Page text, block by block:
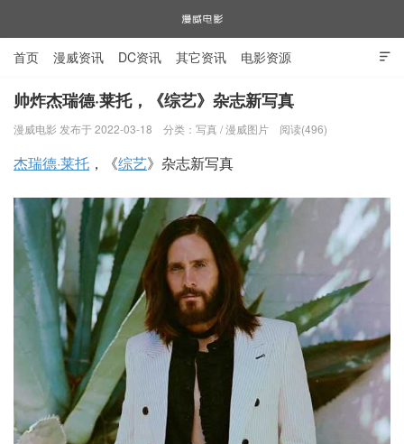

首页 漫威资讯 DC资讯 其它资讯 电影资源
电视剧资源 漫威图片
帅炸杰瑞德·莱托，《综艺》杂志新写真
漫威电影 发布于 2022-03-18 分类： 写真 /漫威图片 阅读(496)
杰瑞德·莱托 ，《综艺》杂志新写真